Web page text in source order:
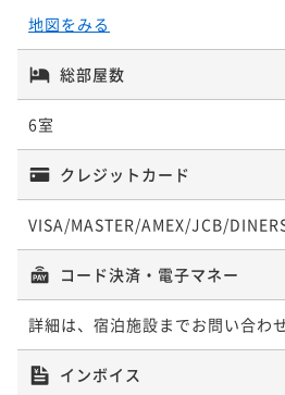
ポイントアップ
【ファミリープラン】小学生の
で楽しむ出雲旅＜夕朝食付き＞
二食付き 現地決済可 事前決済可
ポイント
ポイントアップ
【連泊で朝食１食プレゼント】
尽くす古民家旅＜夕朝食付き＞
ポイントアップ
雲を堪能する古民家旅＜夕朝食付
二食付き 現地決済可 事前決済可
ポイント
ポイントアップ
【平日限定】築100年大正モダン
気分旅＜夕朝食付き＞
地図をみる
総部屋数
6室
クレジットカード
VISA/MASTER/AMEX/JCB/
コード決済・電子マネー
詳細は、宿泊施設までお問い合わ
インボイス